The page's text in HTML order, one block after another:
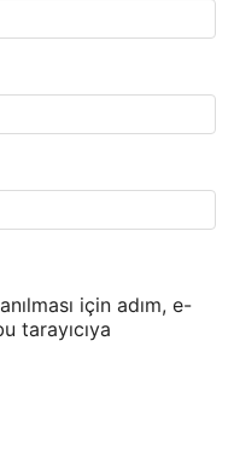
için adım, e-
tarayıcıya